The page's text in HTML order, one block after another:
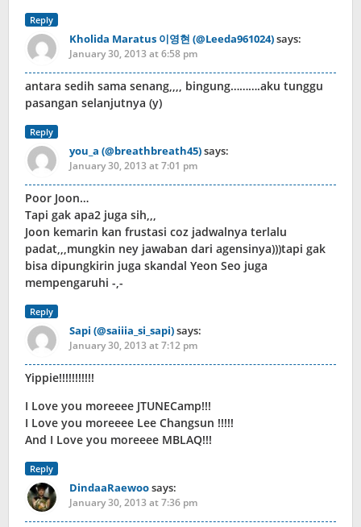
Reply
Kholida Maratus 이영현 (@Leeda961024)says:
January 30, 2013 at 6:58 pm
antara sedih sama senang,,,, bingung……….aku tunggu
pasangan selanjutnya (y)
Reply
you_a (@breathbreath45)says:
January 30, 2013 at 7:01 pm
Poor Joon…
Tapi gak apa2 juga sih,,,
Joon kemarin kan frustasi coz jadwalnya terlalu
padat,,,mungkin ney jawaban dari agensinya)))tapi gak
bisa dipungkirin juga skandal Yeon Seo juga
mempengaruhi -,-
Reply
Sapi (@saiiia_si_sapi)says:
January 30, 2013 at 7:12 pm
Yippie!!!!!!!!!!!
I Love you moreeee JTUNECamp!!!
I Love you moreeee Lee Changsun !!!!!
And I Love you moreeee MBLAQ!!!
Reply
DindaaRaewoosays:
January 30, 2013 at 7:36 pm